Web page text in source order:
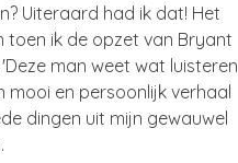
Uiteraard had ik dat! Het
toen ik de opzet van Bryant
man weet wat luisteren
mooi en persoonlijk verhaal
dingen uit mijn gewauwel